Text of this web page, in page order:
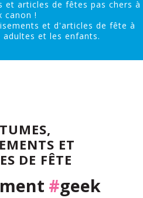
et articles de fêtes pas chers à
canon !
et d'articles de fête à
et les enfants.
ET
DE FÊTE
#geek